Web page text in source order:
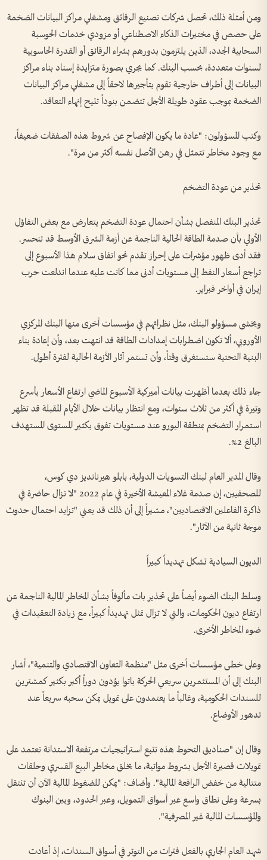
ومن أمثلة ذلك، تحصل شركات تصنيع الرقائق ومشغلي مراكز البيانات الضخمة
على حصص في مختبرات الذكاء الاصطناعي أو مزودي خدمات الحوسبة
السحابية الجدد، الذين يلتزمون بدورهم بشراء الرقائق أو القدرة الحاسوبية
لسنوات متعددة، بحسب البنك. كما يجري بصورة متزايدة إسناد بناء مراكز
البيانات إلى أطراف خارجية تقوم بتأجيرها لاحقاً إلى مشغلي مراكز البيانات
الضخمة بموجب عقود طويلة الأجل تتضمن بنوداً تتيح إنهاء التعاقد.
وكتب المسؤولون: "عادة ما يكون الإفصاح عن شروط هذه الصفقات ضعيفاً،
مع وجود مخاطر تتمثل في رهن الأصل نفسه أكثر من مرة".
تحذير من عودة التضخم
تحذير البنك المنفصل بشأن احتمال عودة التضخم يتعارض مع بعض التفاؤل
الأولي بأن صدمة الطاقة الحالية الناجمة عن أزمة الشرق الأوسط قد تنحسر.
فقد أدى ظهور مؤشرات على إحراز تقدم نحو اتفاق سلام هذا الأسبوع إلى
تراجع أسعار النفط إلى مستويات أدنى مما كانت عليه عندما اندلعت حرب
إيران في أواخر فبراير.
ويخشى مسؤولو البنك، مثل نظرائهم في مؤسسات أخرى منها البنك المركزي
الأوروبي، ألا تكون اضطرابات إمدادات الطاقة قد انتهت بعد، وأن إعادة بناء
البنية التحتية ستستغرق وقتاً، وأن تستمر آثار الأزمة الحالية لفترة أطول.
جاء ذلك بعدما أظهرت بيانات أميركية الأسبوع الماضي ارتفاع الأسعار بأسرع
وتيرة في أكثر من ثلاث سنوات، ومع انتظار بيانات خلال الأيام المقبلة قد تظهر
استمرار التضخم بمنطقة اليورو عند مستويات تفوق بكثير المستوى المستهدف
البالغ 2%.
وقال المدير العام لبنك التسويات الدولية، بابلو هيرنانديز دي كوس،
للصحفيين، إن صدمة غلاء المعيشة الأخيرة في عام 2022 "لا تزال حاضرة في
ذاكرة الفاعلين الاقتصاديين"، مشيراً إلى أن ذلك قد يعني "تزايد احتمال حدوث
موجة ثانية من الآثار".
الديون السيادية تشكل تهديداً كبيراً
وسلط البنك الضوء أيضاً على تحذير بات مألوفاً بشأن المخاطر المالية الناجمة عن
ارتفاع ديون الحكومات، والتي لا تزال تمثل تهديداً كبيراً، مع زيادة التعقيدات في
ضوء المخاطر الأخرى.
وعلى خطى مؤسسات أخرى مثل "منظمة التعاون الاقتصادي والتنمية"، أشار
البنك إلى أن المستثمرين سريعي الحركة باتوا يؤدون دوراً أكبر بكثير كمشترين
للسندات الحكومية، وغالباً ما يعتمدون على تمويل يمكن سحبه سريعاً عند
تدهور الأوضاع.
وقال إن "صناديق التحوط هذه تتبع استراتيجيات مرتفعة الاستدانة تعتمد على
تمويلات قصيرة الأجل بشروط مواتية، ما يخلق مخاطر البيع القسري وحلقات
متتالية من خفض الرافعة المالية". وأضاف: "يمكن للضغوط المالية الآن أن تنتقل
بسرعة وعلى نطاق واسع عبر أسواق التمويل، وعبر الحدود، وبين البنوك
والمؤسسات المالية غير المصرفية".
شهد العام الجاري بالفعل فترات من التوتر في أسواق السندات، إذ أعادت